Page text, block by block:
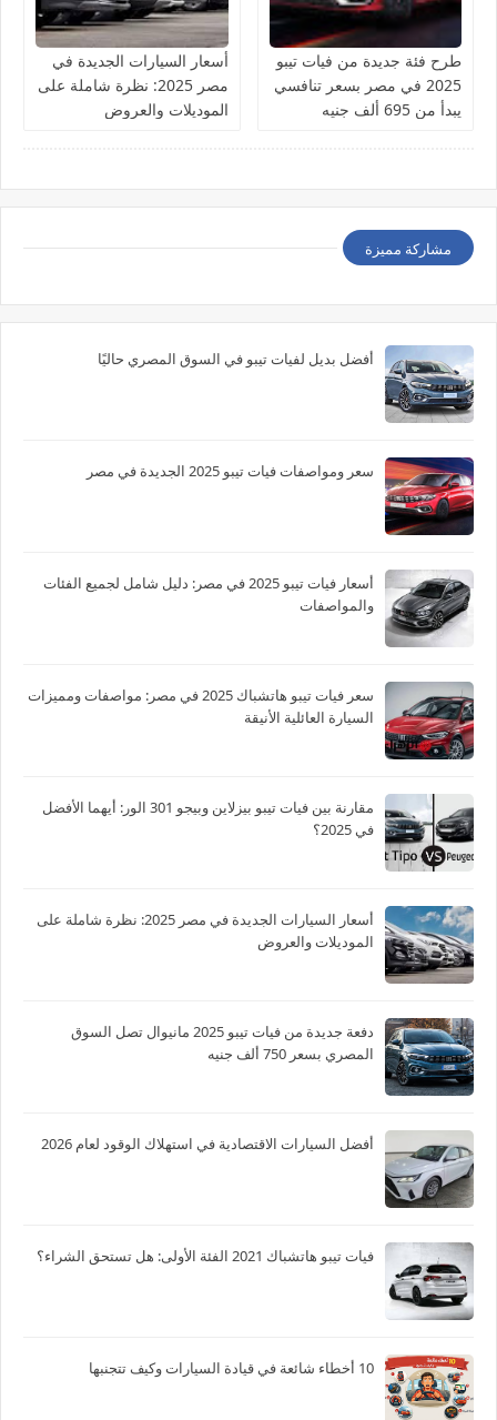
طرح فئة جديدة من فيات تيبو
2025 في مصر بسعر تنافسي
يبدأ من 695 ألف جنيه
أسعار السيارات الجديدة في
مصر 2025: نظرة شاملة على
الموديلات والعروض
مشاركة مميزة
أفضل بديل لفيات تيبو في السوق المصري حاليًا
سعر ومواصفات فيات تيبو 2025 الجديدة في مصر
أسعار فيات تيبو 2025 في مصر: دليل شامل لجميع الفئات
والمواصفات
سعر فيات تيبو هاتشباك 2025 في مصر: مواصفات ومميزات
السيارة العائلية الأنيقة
مقارنة بين فيات تيبو بيزلاين وبيجو 301 الور: أيهما الأفضل
في 2025؟
أسعار السيارات الجديدة في مصر 2025: نظرة شاملة على
الموديلات والعروض
دفعة جديدة من فيات تيبو 2025 مانيوال تصل السوق
المصري بسعر 750 ألف جنيه
أفضل السيارات الاقتصادية في استهلاك الوقود لعام 2026
فيات تيبو هاتشباك 2021 الفئة الأولى: هل تستحق الشراء؟
10 أخطاء شائعة في قيادة السيارات وكيف تتجنبها